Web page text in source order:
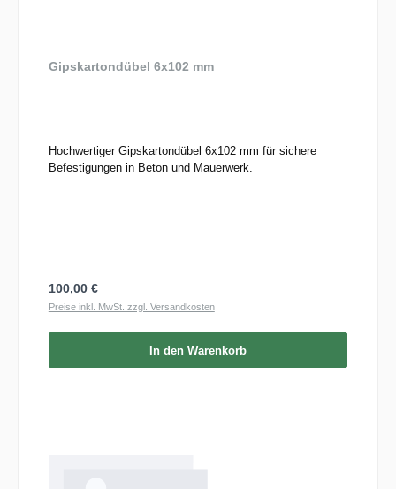
Gipskartondübel 6x102 mm
Hochwertiger Gipskartondübel 6x102 mm für sichere
Befestigungen in Beton und Mauerwerk.
Regulärer Preis:
100,00 €
Preise inkl. MwSt. zzgl. Versandkosten
In den Warenkorb